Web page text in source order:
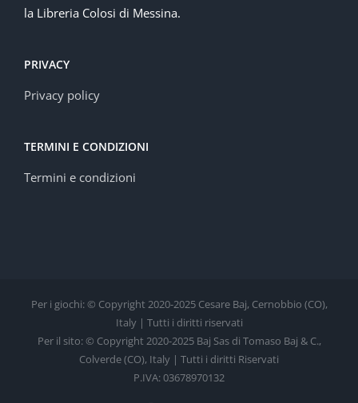
la Libreria Colosi di Messina.
PRIVACY
Privacy policy
TERMINI E CONDIZIONI
Termini e condizioni
Per i giochi: © Copyright 2020-2025 Cesare Baj, Cernobbio (CO),
Italy | Tutti i diritti riservati
Per il sito: © Copyright 2020-2025 Baj Sas di Tomaso Baj & C.,
Colverde (CO), Italy | Tutti i diritti Riservati
P.IVA: 03678970132